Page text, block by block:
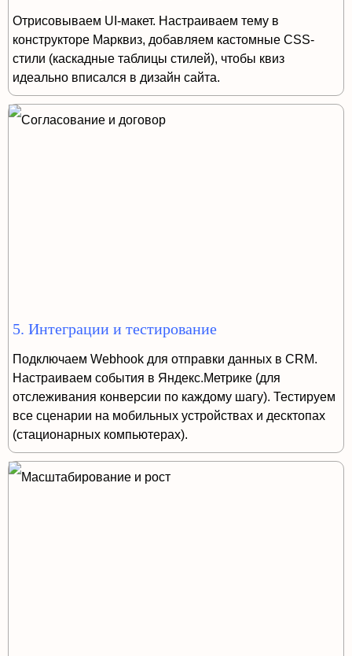
Отрисовываем UI-макет. Настраиваем тему в
конструкторе Марквиз, добавляем кастомные CSS-
стили (каскадные таблицы стилей), чтобы квиз
идеально вписался в дизайн сайта.
5. Интеграции и тестирование
Подключаем Webhook для отправки данных в CRM.
Настраиваем события в Яндекс.Метрике (для
отслеживания конверсии по каждому шагу). Тестируем
все сценарии на мобильных устройствах и десктопах
(стационарных компьютерах).